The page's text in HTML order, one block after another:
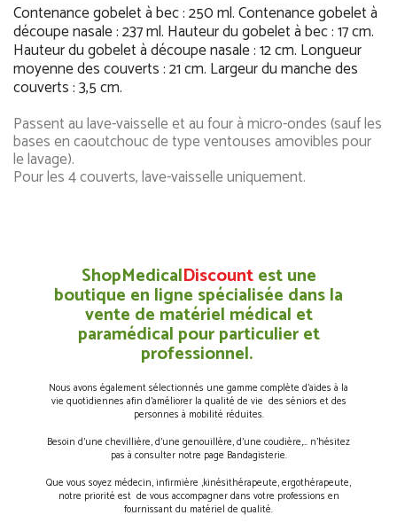
Contenance gobelet à bec : 250 ml.Contenance gobelet à
découpe nasale : 237 ml. Hauteur du gobelet à bec : 17 cm.
Hauteur du gobelet à découpe nasale : 12 cm. Longueur
moyenne des couverts : 21 cm. Largeur du manche des
couverts : 3,5 cm.
Passent au lave-vaisselle et au four à micro-ondes (sauf les
bases en caoutchouc de type ventouses amovibles pour
le lavage).
Pour les 4 couverts, lave-vaisselle uniquement.
ShopMedicalDiscountest une
boutique en ligne spécialisée dans la
vente de matériel médical et
paramédical pour particulier et
professionnel.
Nous avons également sélectionnés une gamme complète d’aides à la
vie quotidiennes afin d’améliorer la qualité de vie des séniors et des
personnes à mobilité réduites.
Besoin d’une chevillière, d’une genouillère, d’une coudière,… n’hésitez
pas à consulter notre page Bandagisterie.
Que vous soyez médecin, infirmière ,kinésithérapeute, ergothérapeute,
notre priorité est de vous accompagner dans votre professions en
fournissant du matériel de qualité.